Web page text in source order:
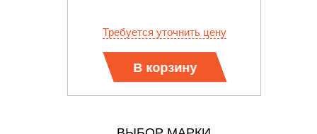
Требуется уточнить цену
В корзину